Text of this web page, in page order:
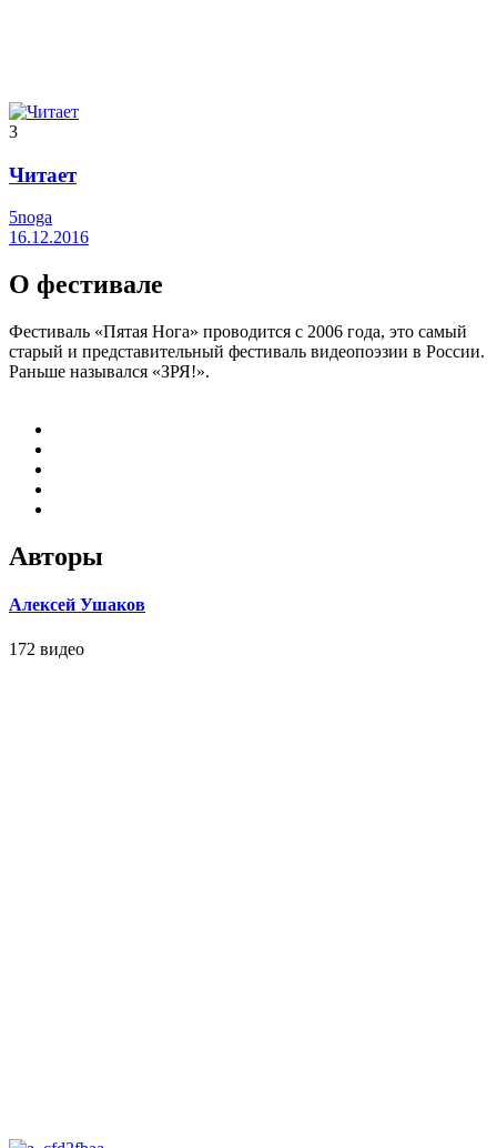
3
Читает
5noga
16.12.2016
О фестивале
Фестиваль «Пятая Нога» проводится с 2006 года, это самый
старый и представительный фестиваль видеопоэзии в России.
Раньше назывался «ЗРЯ!».
Авторы
Алексей Ушаков
172 видео